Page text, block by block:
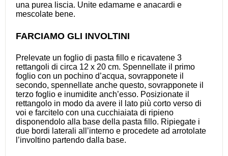
una purea liscia. Unite edamame e anacardi e
mescolate bene.
FARCIAMO GLI INVOLTINI
Prelevate un foglio di pasta fillo e ricavatene 3
rettangoli di circa 12 x 20 cm. Spennellate il primo
foglio con un pochino d’acqua, sovrapponete il
secondo, spennellate anche questo, sovrapponete il
terzo foglio e inumidite anch’esso. Posizionate il
rettangolo in modo da avere il lato più corto verso di
voi e farcitelo con una cucchiaiata di ripieno
disponendolo alla base della pasta fillo. Ripiegate i
due bordi laterali all’interno e procedete ad arrotolate
l’involtino partendo dalla base.